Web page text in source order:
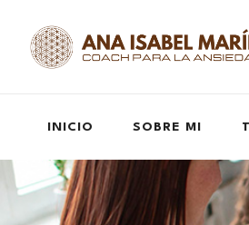
INICIO SOBRE MI